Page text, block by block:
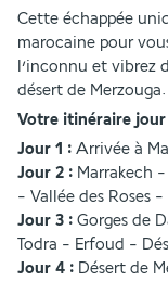
Cette échappée
marocaine pour
l’inconnu et vibrez
désert de Merzouga.
Votre itinéraire
Jour 1 : Arrivée à
Jour 2 : Marrakech
- Vallée des Roses
Jour 3 : Gorges de
Todra - Erfoud -
Jour 4 : Désert de